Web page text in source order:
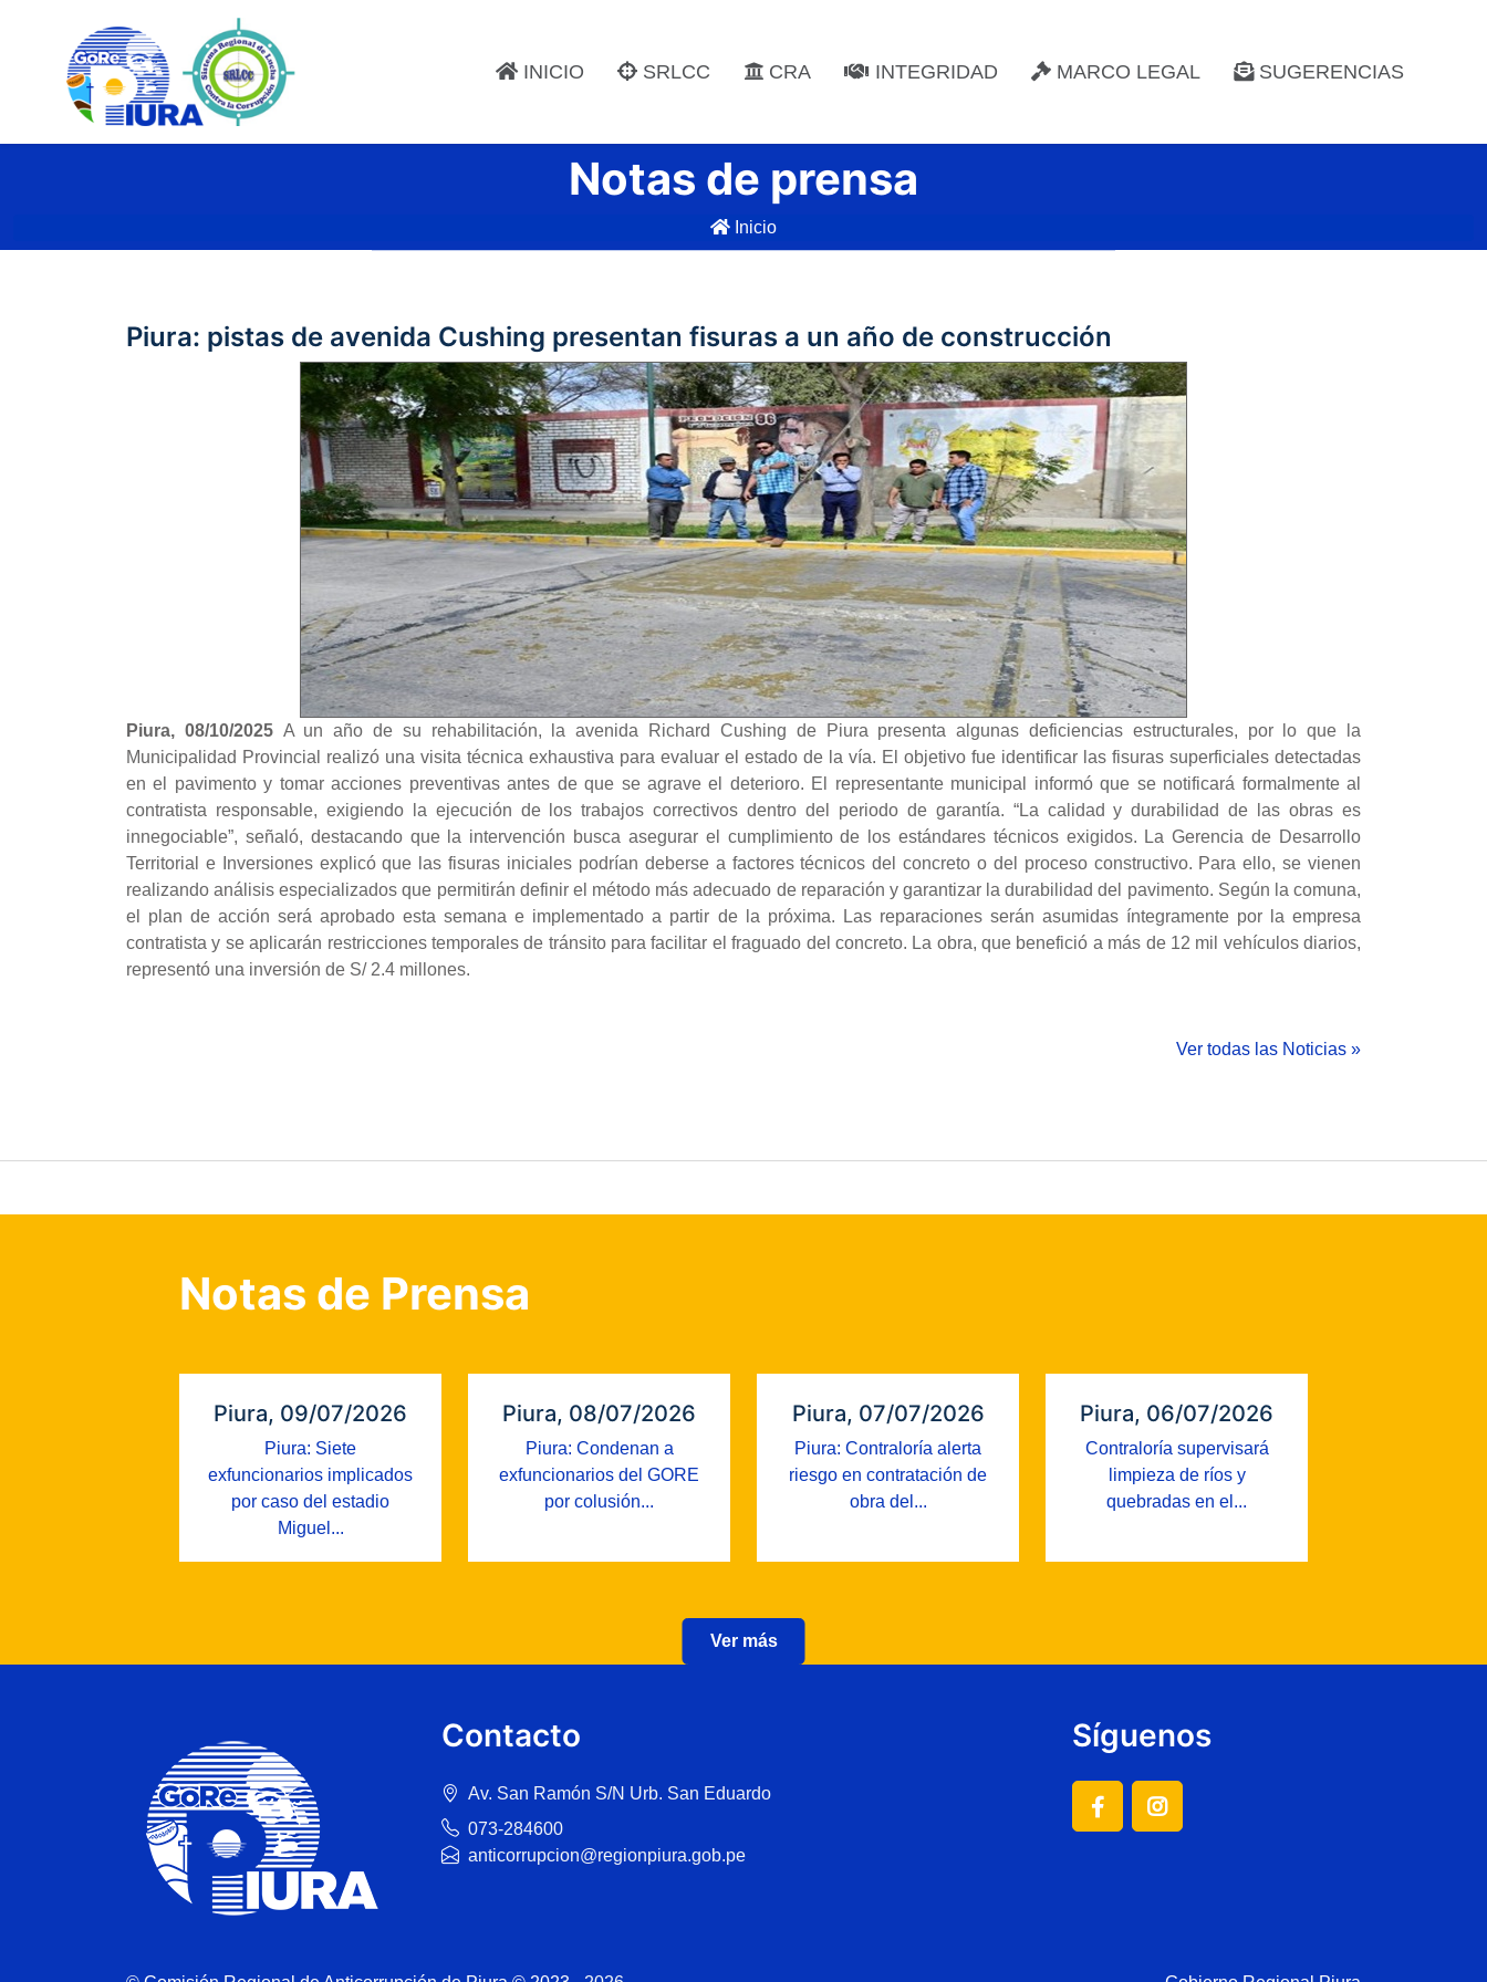
INICIO SRLCC CRA INTEGRIDAD MARCO LEGAL SUGERENCIAS
Notas de prensa
Inicio
Piura: pistas de avenida Cushing presentan fisuras a un año de construcción
Piura, 08/10/2025 A un año de su rehabilitación, la avenida Richard Cushing de Piura presenta algunas deficiencias estructurales, por lo que la
Municipalidad Provincial realizó una visita técnica exhaustiva para evaluar el estado de la vía. El objetivo fue identificar las fisuras superficiales detectadas
en el pavimento y tomar acciones preventivas antes de que se agrave el deterioro. El representante municipal informó que se notificará formalmente al
contratista responsable, exigiendo la ejecución de los trabajos correctivos dentro del periodo de garantía. “La calidad y durabilidad de las obras es
innegociable”, señaló, destacando que la intervención busca asegurar el cumplimiento de los estándares técnicos exigidos. La Gerencia de Desarrollo
Territorial e Inversiones explicó que las fisuras iniciales podrían deberse a factores técnicos del concreto o del proceso constructivo. Para ello, se vienen
realizando análisis especializados que permitirán definir el método más adecuado de reparación y garantizar la durabilidad del pavimento. Según la comuna,
el plan de acción será aprobado esta semana e implementado a partir de la próxima. Las reparaciones serán asumidas íntegramente por la empresa
contratista y se aplicarán restricciones temporales de tránsito para facilitar el fraguado del concreto. La obra, que benefició a más de 12 mil vehículos diarios,
representó una inversión de S/ 2.4 millones.
Ver todas las Noticias »
Notas de Prensa
Piura, 09/07/2026
Piura: Siete
exfuncionarios implicados
por caso del estadio
Miguel...
Piura, 08/07/2026
Piura: Condenan a
exfuncionarios del GORE
por colusión...
Piura, 07/07/2026
Piura: Contraloría alerta
riesgo en contratación de
obra del...
Piura, 06/07/2026
Contraloría supervisará
limpieza de ríos y
quebradas en el...
Ver más
Contacto
Av. San Ramón S/N Urb. San Eduardo
073-284600
anticorrupcion@regionpiura.gob.pe
Síguenos